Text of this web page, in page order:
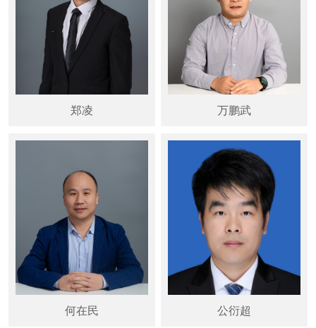
郑凌 万鹏武
何在民 公衍超